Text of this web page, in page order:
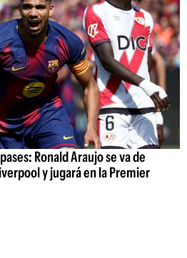
Ronald Araujo se va de
y jugará en la Premier